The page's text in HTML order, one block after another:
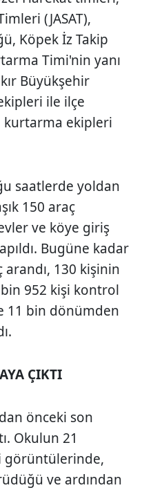
(JASAT),
Köpek İz Takip
Timi'nin yanı
Büyükşehir
ile ilçe
kurtarma ekipleri
saatlerde yoldan
150 araç
ve köye giriş
Bugüne kadar
130 kişinin
952 kişi kontrol
11 bin dönümden
ÇIKTI
önceki son
Okulun 21
görüntülerinde,
ve ardından